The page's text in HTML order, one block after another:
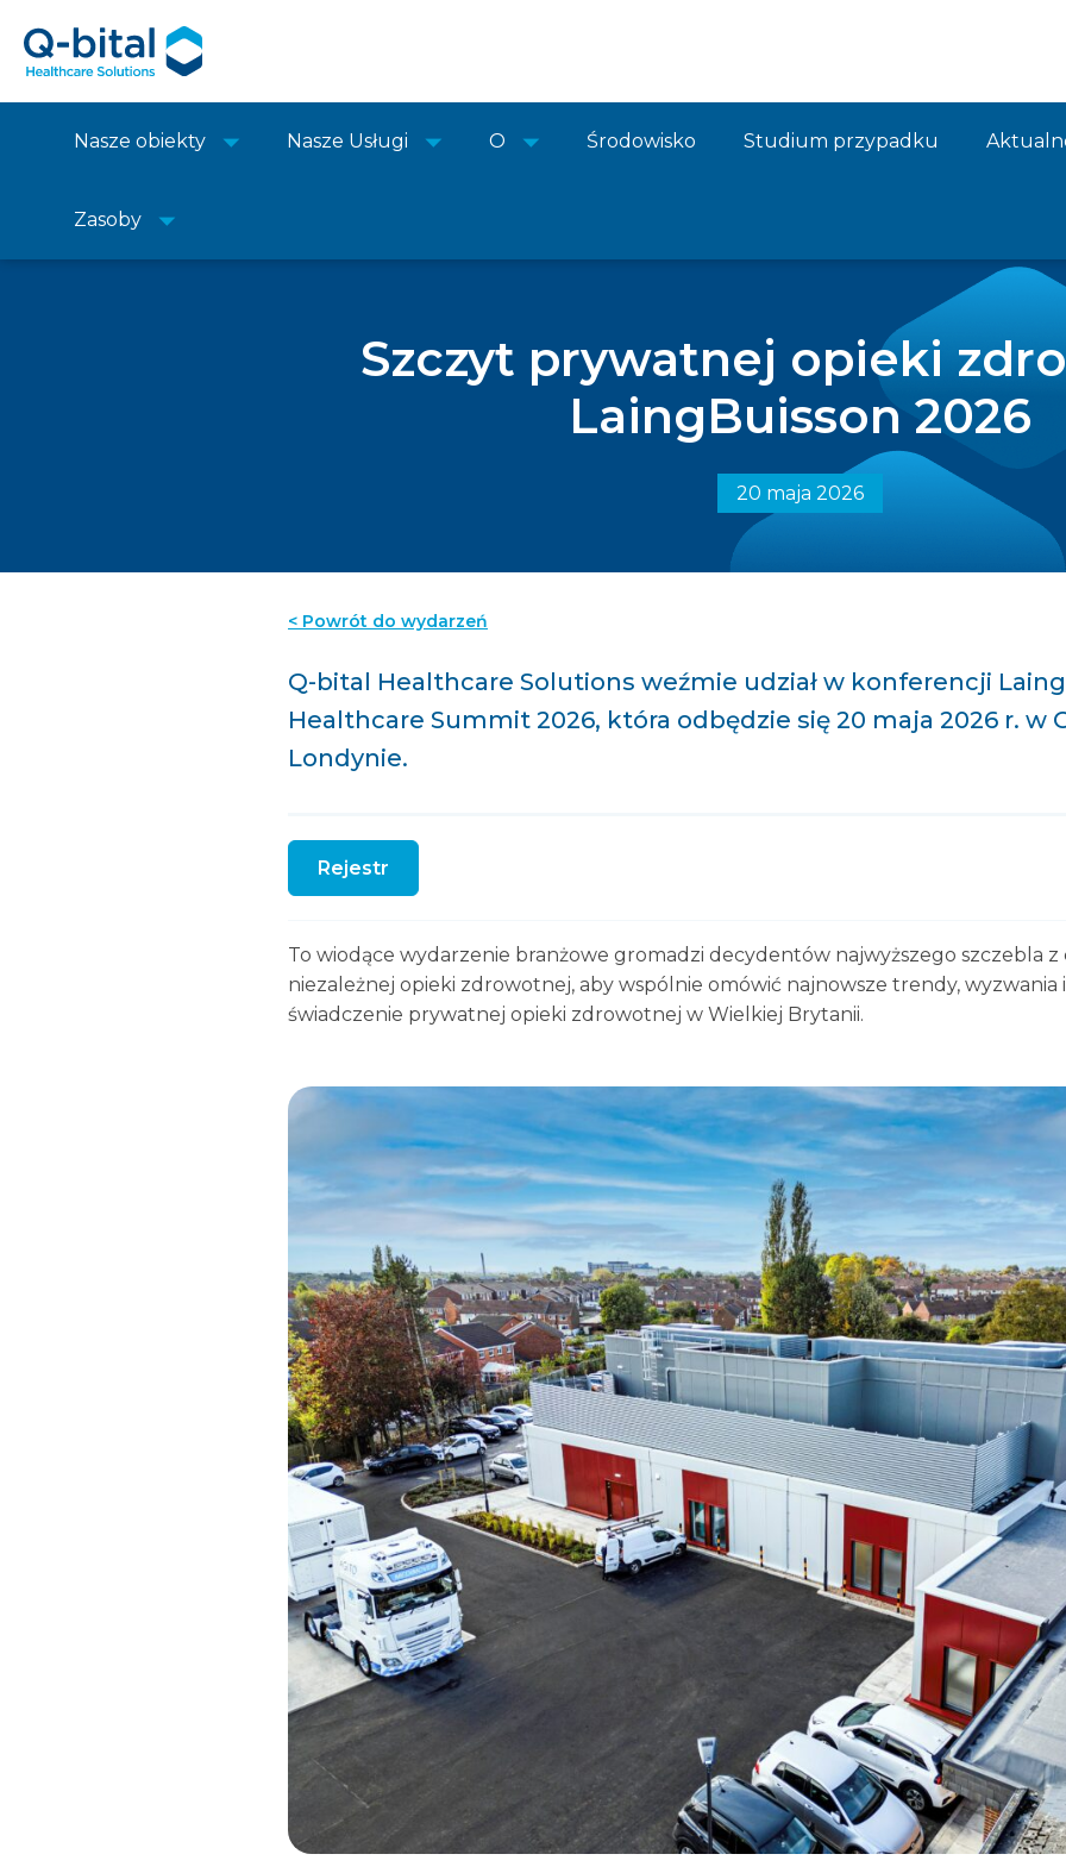
Nasze obiekty Nasze Usługi O Środowisko Studium przypadku
Zasoby
Szczyt prywatnej opieki
LaingBuisson 2026
20 maja 2026
< Powrót do wydarzeń
Q-bital Healthcare Solutions weźmie udział w konferencji
Healthcare Summit 2026, która odbędzie się 20 maja 2026 r. w
Londynie.
Rejestr
To wiodące wydarzenie branżowe gromadzi decydentów najwyższego szczebla z
niezależnej opieki zdrowotnej, aby wspólnie omówić najnowsze trendy, wyzwania
świadczenie prywatnej opieki zdrowotnej w Wielkiej Brytanii.